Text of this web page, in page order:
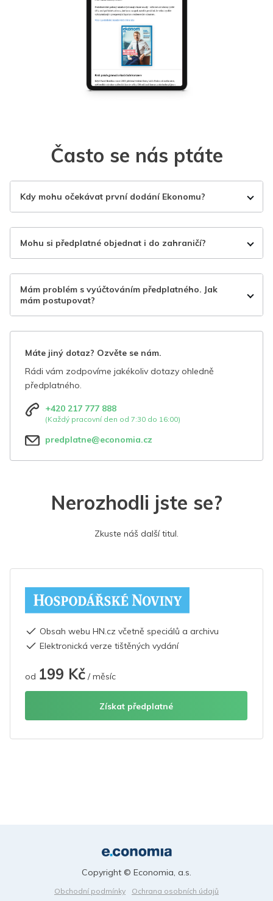
Často se nás ptáte
Kdy mohu očekávat první dodání Ekonomu?
Mohu si předplatné objednat i do zahraničí?
Mám problém s vyúčtováním předplatného. Jak
mám postupovat?
Máte jiný dotaz? Ozvěte se nám.
Rádi vám zodpovíme jakékoliv dotazy ohledně
předplatného.
+420 217 777 888
(Každý pracovní den od 7:30 do 16:00)
predplatne@economia.cz
Nerozhodli jste se?
Zkuste náš další titul.
Obsah webu HN.cz včetně speciálů a archivu
Elektronická verze tištěných vydání
od 199 Kč / měsíc
Získat předplatné
Obchodní podmínky
Ochrana osobních údajů
Copyright © Economia, a.s.